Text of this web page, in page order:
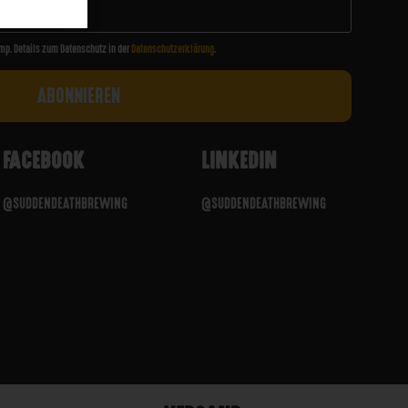
Details zum Datenschutz in der Datenschutzerklärung.
FACEBOOK
@SUDDENDEATHBREWING
LINKEDIN
@SUDDENDEATHBREWING